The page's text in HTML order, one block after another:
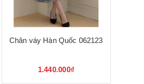
Chân váy Hàn Quốc 062123
1.440.000₫